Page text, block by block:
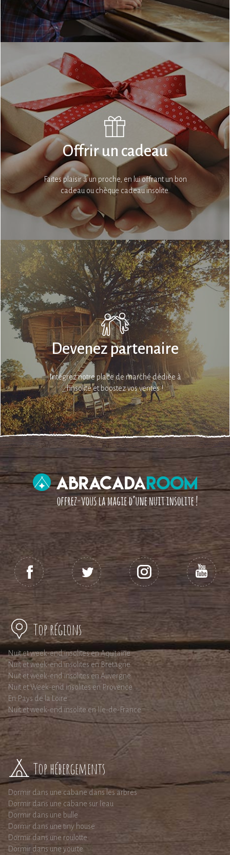
Offrir un cadeau
Faites plaisir à un proche, en lui offrant un bon
cadeau ou chèque cadeau insolite.
Devenez partenaire
Intégrez notre place de marché dédiée à
l’insolite et boostez vos ventes !
Top régions
Nuit et week-end insolites en Aquitaine
Nuit et week-end insolites en Bretagne
Nuit et week-end insolites en Auvergne
Nuit et Week-end insolites en Provence
En Pays de la Loire
Nuit et week-end insolite en Ile-de-France
Top hébergements
Dormir dans une cabane dans les arbres
Dormir dans une cabane sur l'eau
Dormir dans une bulle
Dormir dans une tiny house
Dormir dans une roulotte
Dormir dans une yourte